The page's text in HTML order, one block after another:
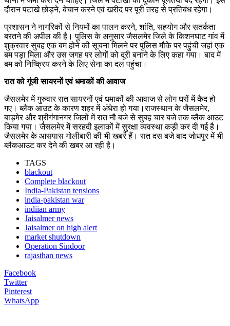
दौरान पटाखे छोड़ने, बेचान करने एवं खरीद पर पूरी तरह से प्रतिबंध रहेगा।
प्रशासन ने नागरिकों से नियमों का पालन करने, शांति, सहयोग और सतर्कता
बरतने की अपील की है। पुलिस के अनुसार जैसलमेर जिले के किशनघाट गांव में
शुक्रवार सुबह एक बम होने की सूचना मिलने पर पुलिस मौके पर पहुंची जहां एक
बम पड़ा मिला और उस जगह पर लोगों को दूरी बनाने के लिए कहा गया। बाद में
बम को निष्क्रिय करने के लिए सेना का दल पहुंचा।
रात को गूंजी सायरनों एवं धमाकों की आवाज
जैसलमेर में गुरुवार रात सायरनों एवं धमाकों की आवाज से लोग घरों में कैद हो
गए। ब्लैक आउट के कारण शहर में अंधेरा हो गया।राजस्थान के जैसलमेर,
बाड़मेर और श्रीगंगानगर जिलों में रात नौ बजे से सुबह चार बजे तक ब्लैक आउट
किया गया। जैसलमेर में सरहदी इलाकों में सुरक्षा व्यवस्था कड़ी कर दी गई है।
जैसलमेर के आसपास गोलीबारी की भी खबरें हैं। रात दस बजे बाद जोधपुर में भी
ब्लैकआउट कर देने की खबर आ रही है।
TAGS
blackout
Complete blackout
India-Pakistan tensions
india-pakistan war
indiian army
Jaisalmer news
Jaisalmer on high alert
market shutdown
Operation Sindoor
rajasthan news
Facebook
Twitter
Pinterest
WhatsApp